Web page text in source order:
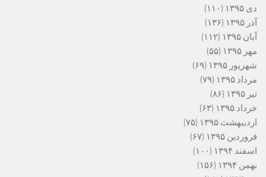
دی ۱۳۹۵
(۱۱۰)
آذر ۱۳۹۵
(۱۳۶)
آبان ۱۳۹۵
(۱۱۲)
مهر ۱۳۹۵
(۵۵)
شهریور ۱۳۹۵
(۶۹)
مرداد ۱۳۹۵
(۷۹)
تیر ۱۳۹۵
(۸۶)
خرداد ۱۳۹۵
(۶۳)
اردیبهشت ۱۳۹۵
(۷۵)
فروردین ۱۳۹۵
(۶۷)
اسفند ۱۳۹۴
(۱۰۰)
بهمن ۱۳۹۴
(۱۵۶)